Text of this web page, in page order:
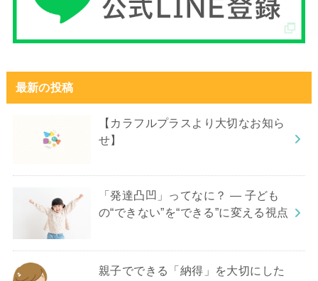
最新の投稿
【カラフルプラスより大切なお知ら
せ】
「発達凸凹」ってなに？ ― 子ども
の“できない”を“できる”に変える視点
親子でできる「納得」を大切にした